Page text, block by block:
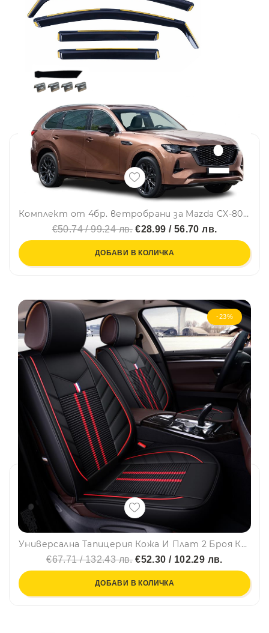
Комплект от 4бр. ветробрани за Mazda CX-80 2024 г. +
€50.74 / 99.24 лв.€28.99 / 56.70 лв.
ДОБАВИ В КОЛИЧКА
-23%
Универсална Тапицерия Кожа И Плат 2 Броя Калъфи за Предни Седалки Черно С Червена Бродерия Лукс
€67.71 / 132.43 лв.€52.30 / 102.29 лв.
ДОБАВИ В КОЛИЧКА